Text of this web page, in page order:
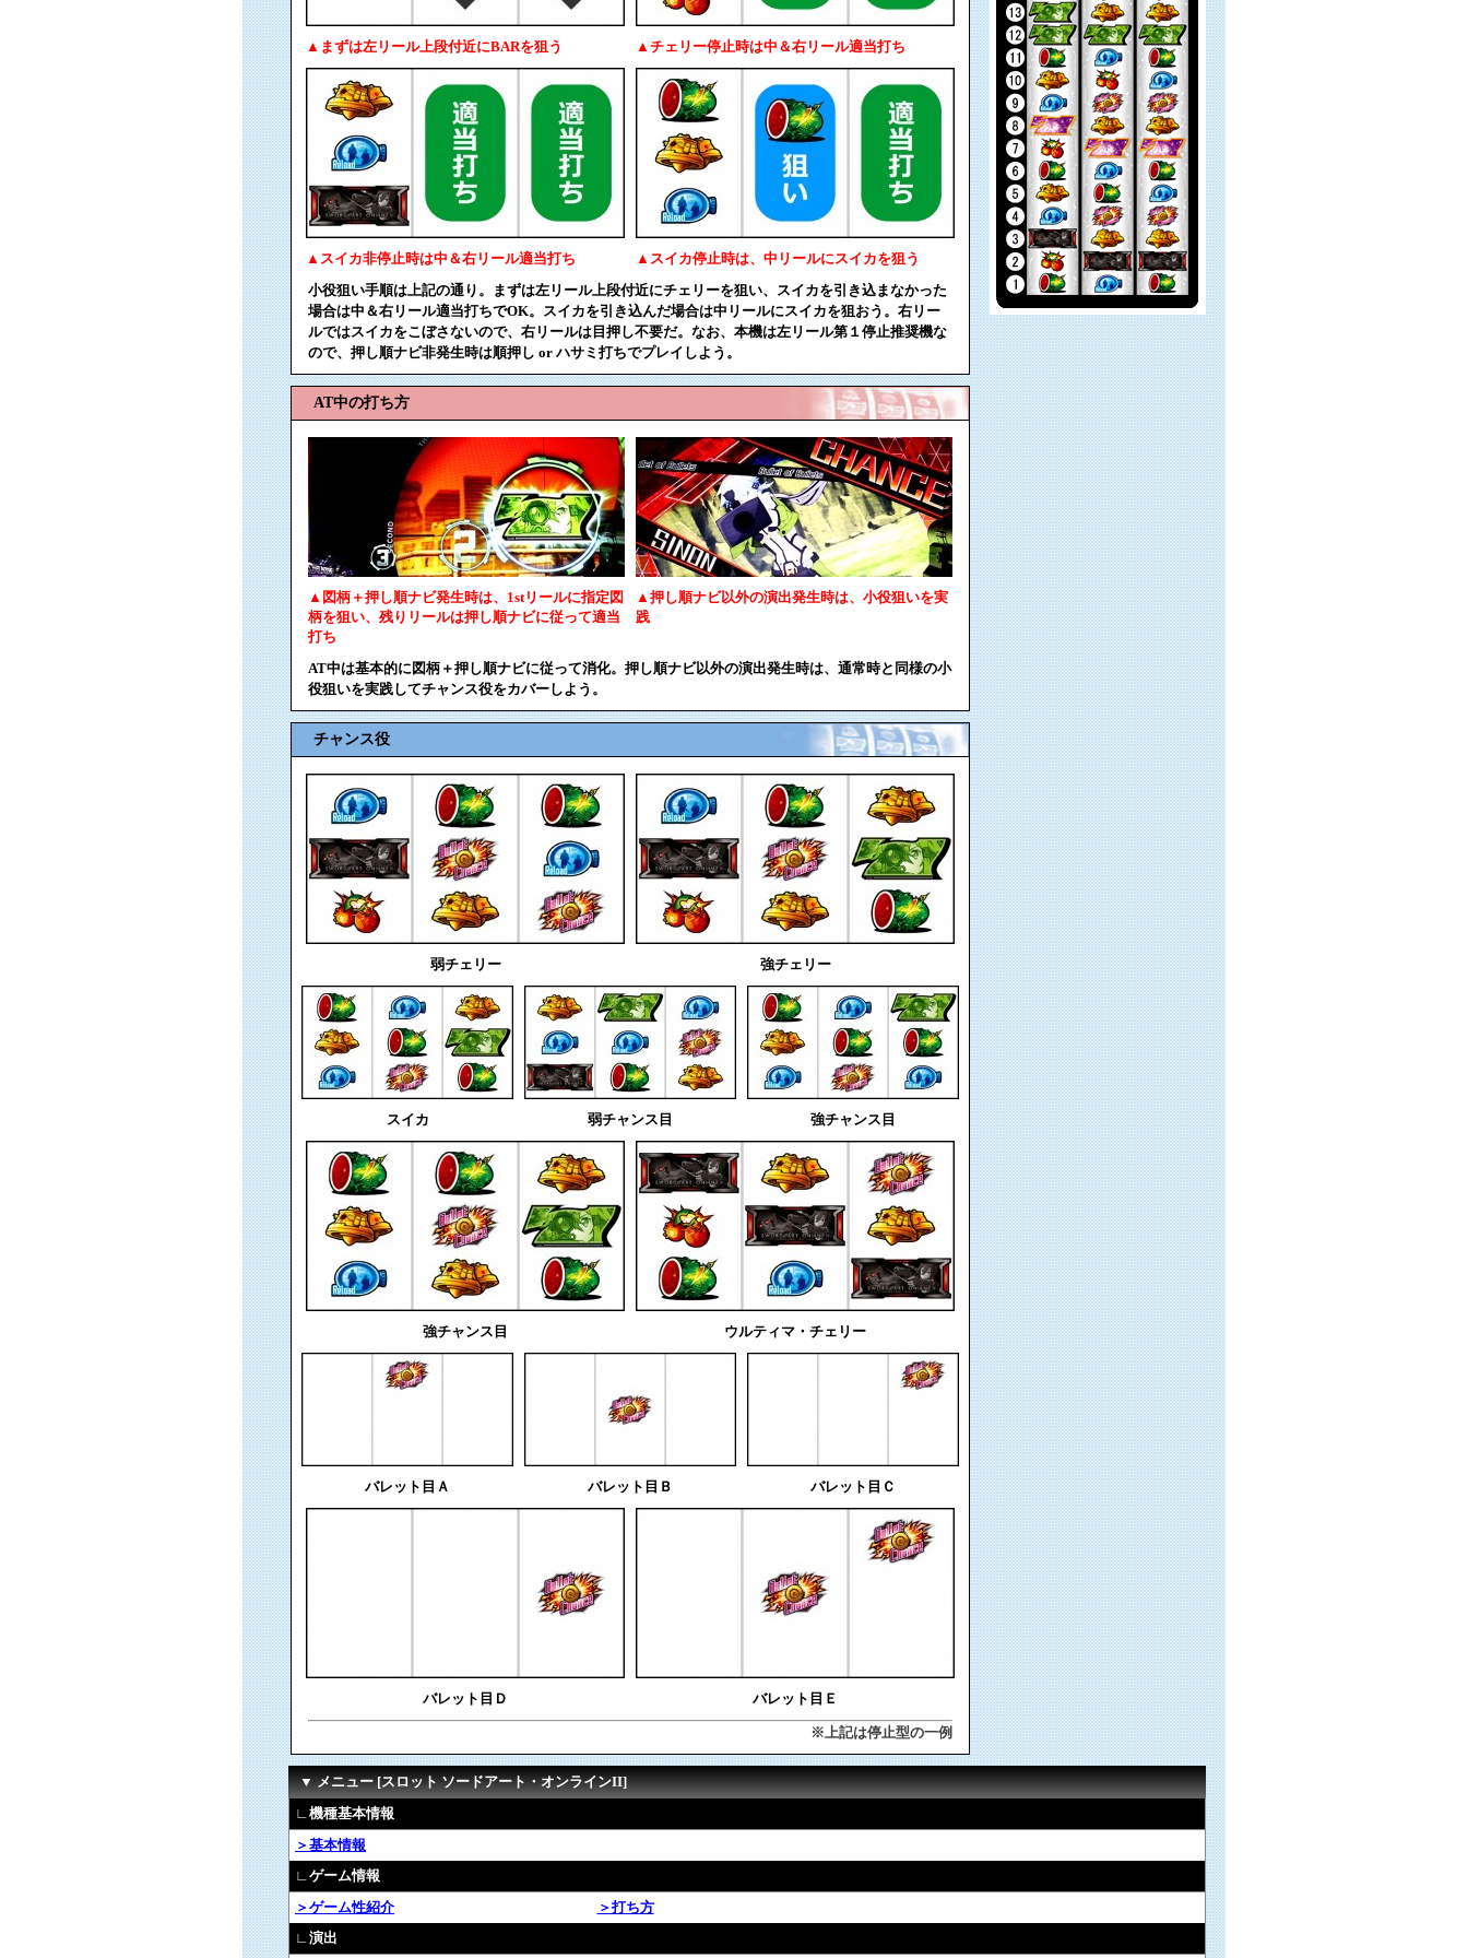
▲まずは左リール上段付近にBARを狙う ▲チェリー停止時は中＆右リール適当打ち
▲スイカ非停止時は中＆右リール適当打ち
▲スイカ停止時は、中リールにスイカを狙う
小役狙い手順は上記の通り。まずは左リール上段付近にチェリーを狙い、スイカを引き込まなかった
場合は中＆右リール適当打ちでOK。スイカを引き込んだ場合は中リールにスイカを狙おう。右リー
ルではスイカをこぼさないので、右リールは目押し不要だ。なお、本機は左リール第１停止推奨機な
ので、押し順ナビ非発生時は順押し or ハサミ打ちでプレイしよう。
AT中の打ち方
▲図柄＋押し順ナビ発生時は、1stリールに指定図
柄を狙い、残りリールは押し順ナビに従って適当
打ち
▲押し順ナビ以外の演出発生時は、小役狙いを実
践
AT中は基本的に図柄＋押し順ナビに従って消化。押し順ナビ以外の演出発生時は、通常時と同様の小
役狙いを実践してチャンス役をカバーしよう。
チャンス役
弱チェリー 強チェリー
スイカ 弱チャンス目 強チャンス目
強チャンス目 ウルティマ・チェリー
バレット目Ａ バレット目Ｂ バレット目Ｃ
バレット目Ｄ バレット目Ｅ
※上記は停止型の一例
▼ メニュー [スロット ソードアート・オンラインII]
∟機種基本情報
＞基本情報
∟ゲーム情報
＞ゲーム性紹介
＞打ち方
∟演出